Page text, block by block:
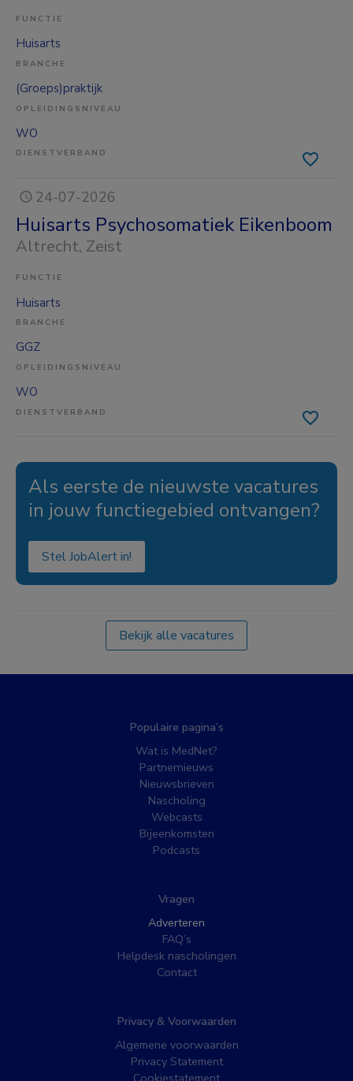
FUNCTIE
Huisarts
BRANCHE
(Groeps)praktijk
OPLEIDINGSNIVEAU
WO
DIENSTVERBAND
24-07-2026
Huisarts Psychosomatiek Eikenboom
Altrecht, Zeist
FUNCTIE
Huisarts
BRANCHE
GGZ
OPLEIDINGSNIVEAU
WO
DIENSTVERBAND
Als eerste de nieuwste vacatures
in jouw functiegebied ontvangen?
Stel JobAlert in!
Bekijk alle vacatures
Populaire pagina’s
Wat is MedNet?
Partnernieuws
Nieuwsbrieven
Nascholing
Webcasts
Bijeenkomsten
Podcasts
Vragen
Adverteren
FAQ’s
Helpdesk nascholingen
Contact
Privacy & Voorwaarden
Algemene voorwaarden
Privacy Statement